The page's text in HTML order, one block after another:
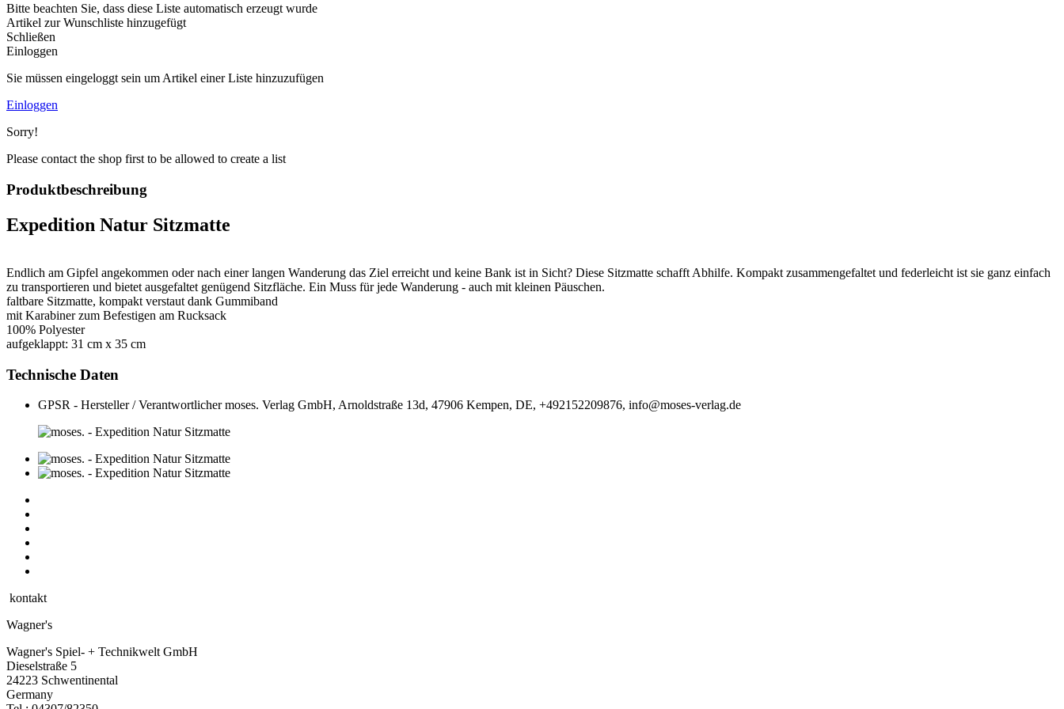
Bitte beachten Sie, dass diese Liste automatisch erzeugt wurde
Artikel zur Wunschliste hinzugefügt
Schließen
Einloggen
Sie müssen eingeloggt sein um Artikel einer Liste hinzuzufügen
Einloggen
Sorry!
Please contact the shop first to be allowed to create a list
Produktbeschreibung
Expedition Natur Sitzmatte
Endlich am Gipfel angekommen oder nach einer langen Wanderung das Ziel erreicht und keine Bank ist in Sicht? Diese Sitzmatte schafft Abhilfe. Kompakt zusammengefaltet und federleicht ist sie ganz einfach
zu transportieren und bietet ausgefaltet genügend Sitzfläche. Ein Muss für jede Wanderung - auch mit kleinen Päuschen.
faltbare Sitzmatte, kompakt verstaut dank Gummiband
mit Karabiner zum Befestigen am Rucksack
100% Polyester
aufgeklappt: 31 cm x 35 cm
Technische Daten
GPSR - Hersteller / Verantwortlicher moses. Verlag GmbH, Arnoldstraße 13d, 47906 Kempen, DE, +492152209876, info@moses-verlag.de
kontakt
Wagner's
Wagner's Spiel- + Technikwelt GmbH
Dieselstraße 5
24223 Schwentinental
Germany